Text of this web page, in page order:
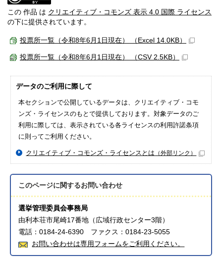
この 作品 は クリエイティブ・コモンズ 表示 4.0 国際 ライセンス
の下に提供されています。
投票所一覧（令和8年6月1日現在） （Excel 14.0KB）
投票所一覧（令和8年6月1日現在） （CSV 2.5KB）
データのご利用に際して
本セクションで公開しているデータは、クリエイティブ・コモ
ンズ・ライセンスのもとで提供しております。対象データのご
利用に際しては、表示されている各ライセンスの利用許諾条項
に則ってご利用ください。
クリエイティブ・コモンズ・ライセンスとは （外部リンク）
このページに関するお問い合わせ
選挙管理委員会事務局
由利本荘市尾崎17番地（広域行政センター3階）
電話：0184-24-6390 ファクス：0184-23-5055
お問い合わせは専用フォームをご利用ください。